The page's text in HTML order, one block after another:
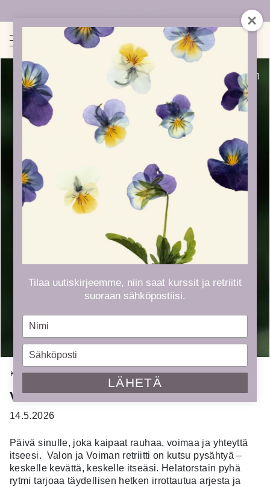
1/ 1
Kauppa»Kurssit»VALON JA VOIMAN- miniretriitti
VALON JA VOIMAN- miniretriitti
14.5.2026
Päivä sinulle, joka kaipaat rauhaa, voimaa ja yhteyttä
itseesi. Valon ja Voiman retriitti on kutsu pysähtyä –
keskelle kevättä, keskelle itseäsi. Helatorstain pyhä
rytmi tarjoaa täydellisen hetken irrottautua arjesta ja
Tilaa uutiskirjeemme, niin saat kurssit ja retriitit
suoraan sähköpostiisi.
Type
name
Type
LÄHETÄ